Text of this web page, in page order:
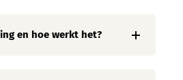
en hoe werkt het?